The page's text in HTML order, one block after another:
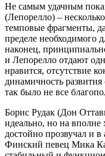
Не самым удачным
(Лепорелло) –
темповые фрагменты,
пределе необходимого
наконец,
и Лепорелло отдают
нравится, отсутствие
динамичность
так было не все
Борис Рудак (Дон
идеально, но на
достойно прозвучал и
Финский певец Мика